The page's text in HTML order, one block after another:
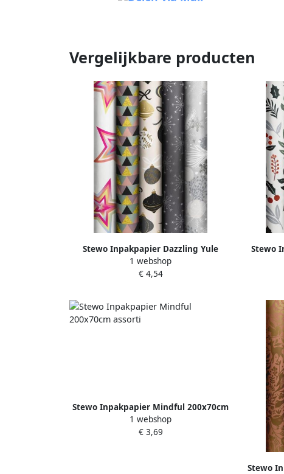
Vergelijkbare producten
Stewo Inpakpapier Dazzling Yule
200x70cm assorti
1 webshop
€ 4,54
Stewo
Stewo Inpakpapier Mindful 200x70cm
assorti
1 webshop
€ 3,69
Stewo